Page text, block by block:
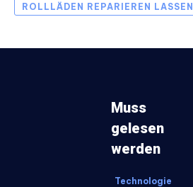
ROLLLÄDEN REPARIEREN LASSEN
Muss
gelesen
werden
Technologie